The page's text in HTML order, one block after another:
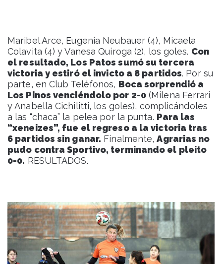
Maribel Arce, Eugenia Neubauer (4), Micaela
Colavita (4) y Vanesa Quiroga (2), los goles. Con
el resultado, Los Patos sumó su tercera
victoria y estiró el invicto a 8 partidos. Por su
parte, en Club Teléfonos, Boca sorprendió a
Los Pinos venciéndolo por 2-0(Milena Ferrari
y Anabella Cichilitti, los goles), complicándoles
a las “chaca” la pelea por la punta. Para las
“xeneizes”, fue el regreso a la victoria tras
6 partidos sin ganar. Finalmente,Agrarias no
pudo contra Sportivo, terminando el pleito
0-0. RESULTADOS.